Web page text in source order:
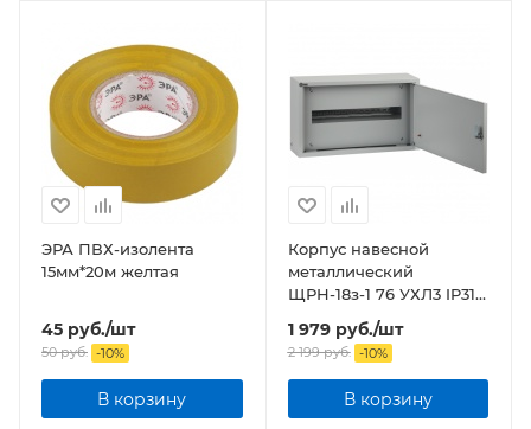
ЭРА ПВХ-изолента
15мм*20м желтая
45 руб./шт
50руб. -10%
В корзину
Корпус навесной
металлический
ЩРН-18з-1 76 УХЛ3 IP31
NO-121-00 ЭРА
1 979руб./шт
2 199руб. -10%
В корзину